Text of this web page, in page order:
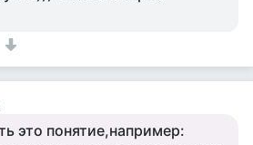
это понятие,например: